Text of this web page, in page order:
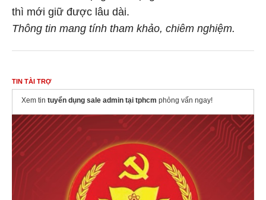
thì mới giữ được lâu dài.
Thông tin mang tính tham khảo, chiêm nghiệm.
TIN TÀI TRỢ
Xem tin tuyển dụng sale admin tại tphcm phỏng vấn ngay!